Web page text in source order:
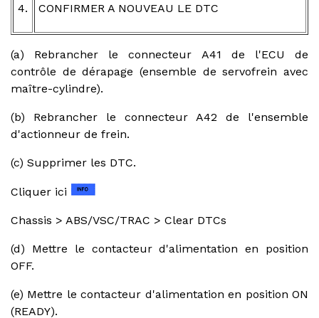
4. CONFIRMER A NOUVEAU LE DTC
(a) Rebrancher le connecteur A41 de l'ECU de
contrôle de dérapage (ensemble de servofrein avec
maître-cylindre).
(b) Rebrancher le connecteur A42 de l'ensemble
d'actionneur de frein.
(c) Supprimer les DTC.
Cliquer ici
Chassis > ABS/VSC/TRAC > Clear DTCs
(d) Mettre le contacteur d'alimentation en position
OFF.
(e) Mettre le contacteur d'alimentation en position ON
(READY).